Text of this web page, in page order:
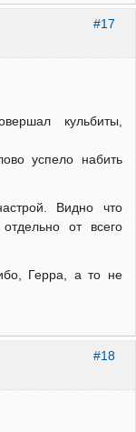
#17
кульбиты,
успело набить
Видно что
от всего
Герра, а то не
#18